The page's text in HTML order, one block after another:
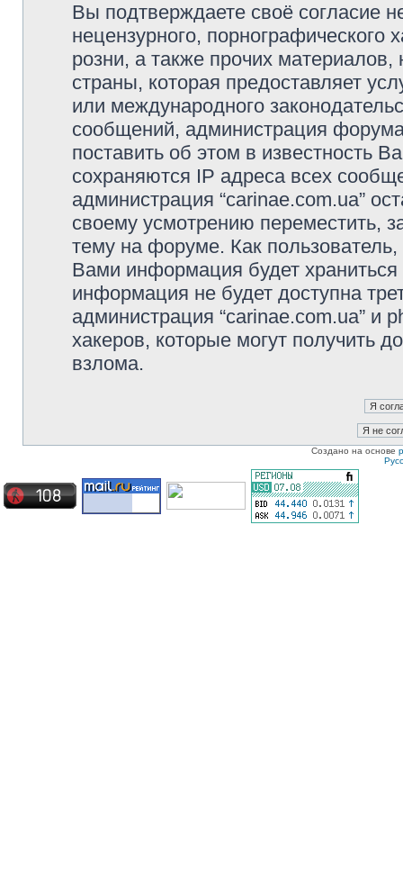
Вы подтверждаете своё согласие
нецензурного, порнографического
розни, а также прочих
страны, которая предоставляет
или международного
сообщений, администрация
поставить об этом в известность
сохраняются IP адреса всех
администрация “carinae.com.ua”
своему усмотрению переместить,
тему на форуме. Как
Вами информация будет
информация не будет доступна
администрация “carinae.com.ua” и
хакеров, которые могут получить
взлома.
Создано на основе